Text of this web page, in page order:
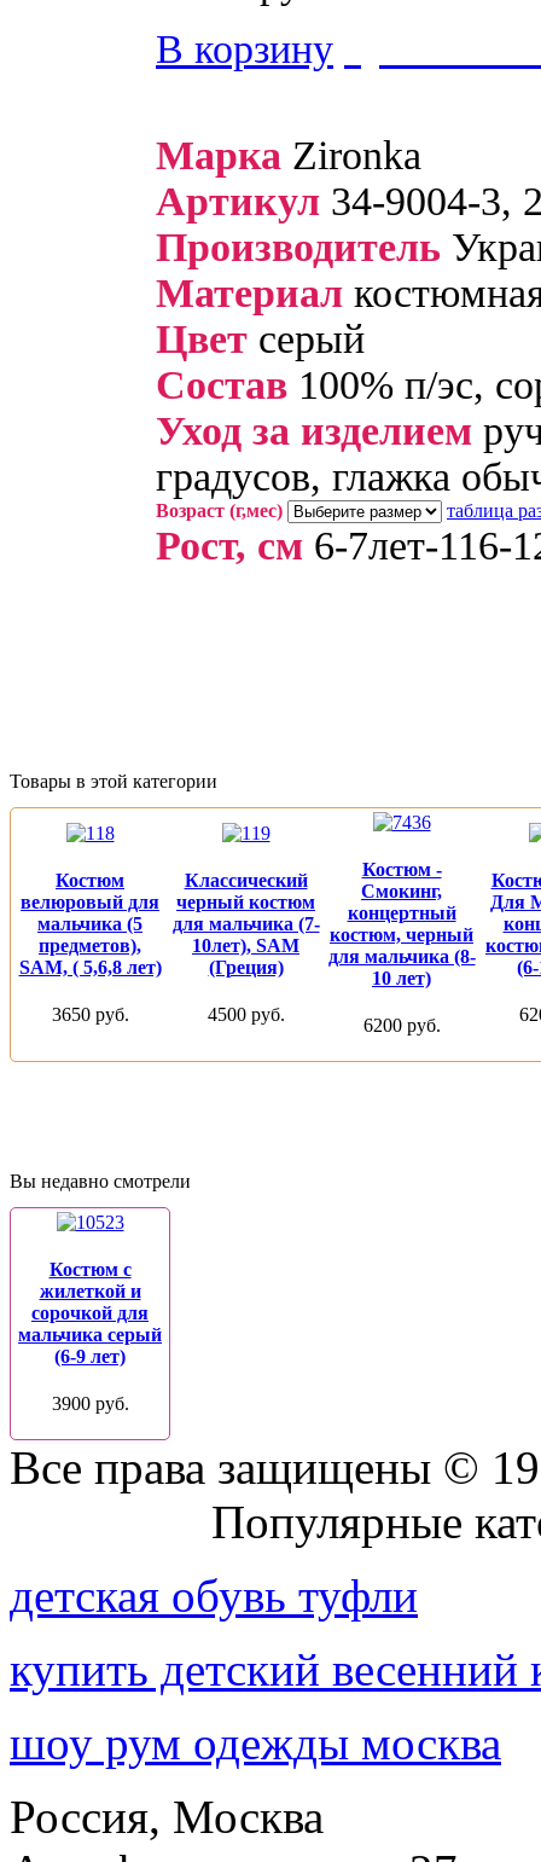
В корзину
Марка Zironka
Артикул 34-9004-3,
Производитель
Материал
Цвет серый
Cостав 100% п/эс,
Уход за изделием
градусов, глажка
Возраст (г,мес) таблица
Рост, см 6-7лет-116-
Товары в этой категории
Костюм
велюровый для
мальчика (5
предметов),
SAM, ( 5,6,8 лет)
3650 руб.
Классический
черный костюм
для мальчика (7-
10лет), SAM
(Греция)
4500 руб.
Костюм -
Смокинг,
концертный
костюм, черный
для мальчика (8-
10 лет)
6200 руб.
Для
Вы недавно смотрели
Костюм с
жилеткой и
сорочкой для
мальчика серый
(6-9 лет)
3900 руб.
Все права защищены ©
Популярные
детская обувь туфли
купить детский весенний
шоу рум одежды москва
Россия, Москва